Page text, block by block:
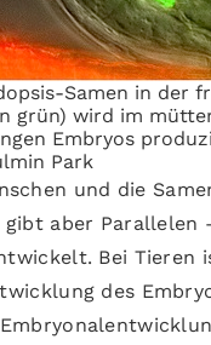
Samen in der
grün) wird im
Embryos
Park
und die
aber
Bei Tieren
des